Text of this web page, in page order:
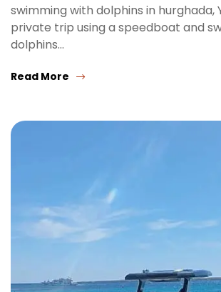
swimming with dolphins in hurghada,
private trip using a speedboat and
dolphins…
Read More